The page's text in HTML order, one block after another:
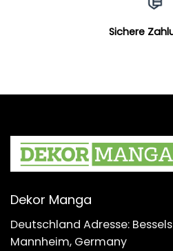
Sichere
Dekor Manga
Deutschland Adresse:
Mannheim, Germany